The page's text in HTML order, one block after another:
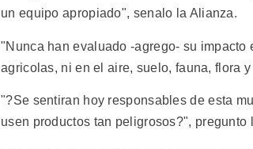
un equipo apropiado", senalo la Alianza.
"Nunca han evaluado -agrego- su
agricolas, ni en el aire, suelo, fauna, flora
"?Se sentiran hoy responsables de esta
usen productos tan peligrosos?", pregunto